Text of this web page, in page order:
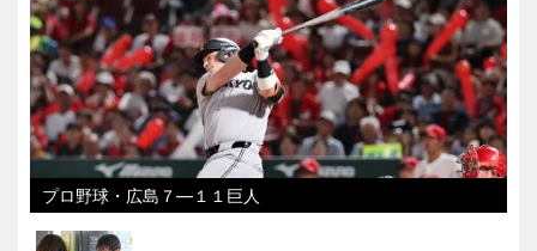
プロ野球・広島７―１１巨人